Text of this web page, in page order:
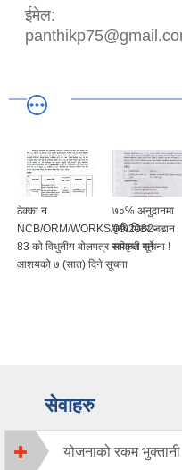
ईमेल:
ठेक्का न.
NCB/ORM/WORKS/09/2082-
83 को विधुतीय बोलपत्र स्वीकृत गर्ने
आशयको ७ (सात) दिने सूचना
७०% अनुदानमा
कृषि मिटर जडान
सम्वन्धी सूचना !
सेवाहरु
योजनाको रकम भुक्तानी